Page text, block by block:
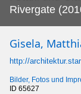
Rivergate
Gisela,
http://
Bilder, Fotos und
ID 65627